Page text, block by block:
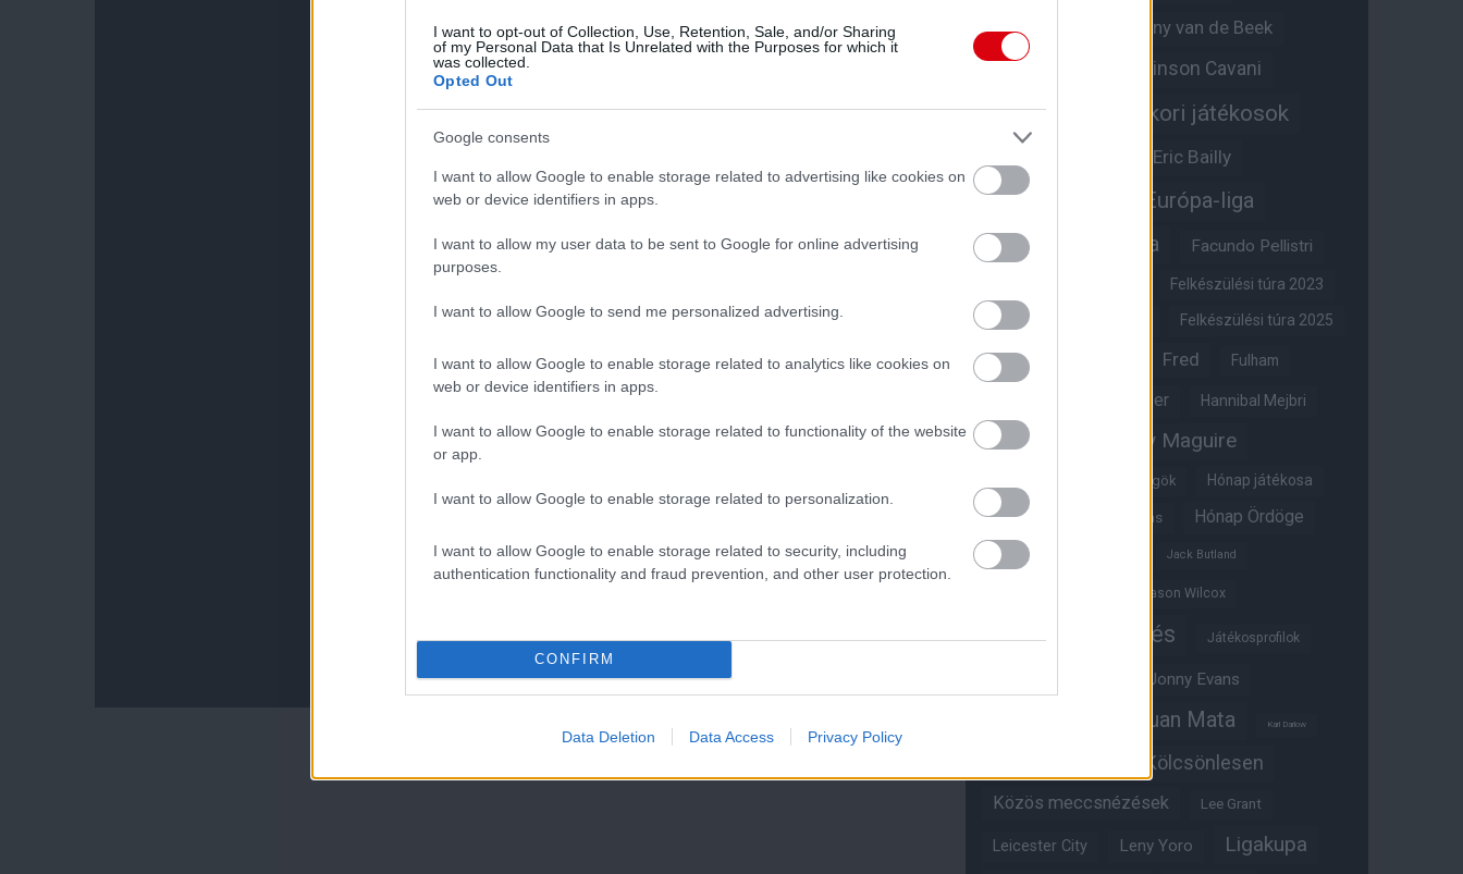
I want to opt-out of Collection, Use, Retention, Sale, and/or Sharing
of my Personal Data that Is Unrelated with the Purposes for which it
was collected.
Opted Out
Google consents
I want to allow Google to enable storage related to advertising like cookies on
web or device identifiers in apps.
I want to allow my user data to be sent to Google for online advertising
purposes.
I want to allow Google to send me personalized advertising.
I want to allow Google to enable storage related to analytics like cookies on
web or device identifiers in apps.
I want to allow Google to enable storage related to functionality of the website
or app.
I want to allow Google to enable storage related to personalization.
I want to allow Google to enable storage related to security, including
authentication functionality and fraud prevention, and other user protection.
CONFIRM
Data Deletion Data Access Privacy Policy
Diogo Dalot
Donny van de Beek
Edinson Cavani
Edzői stáb Egykori játékosok
Eric Bailly
Erik ten Hag Európa-liga
Everton FA-kupa Facundo Pellistri
Felkészülési túra 2023
Felkészülési túra 2024 Felkészülési túra 2025
Felkészülési túra 2026 Fred Fulham
Glazer Hannibal Mejbri
Harry Amass Harry Maguire
Híres magyar Vörös Ördögök Hónap játékosa
Hónap legjobbja szavazás Hónap Ördöge
Hull City Jack Butland
Jason Wilcox
Játékosértékelés Játékosprofilok
Jonny Evans
Juan Mata Karl Darlow
Kölcsönlesen
Közös meccsnézések Lee Grant
Leicester City Leny Yoro Ligakupa